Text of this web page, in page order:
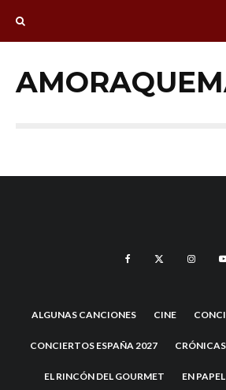
ALGUNAS CANCIONES CINE
CONCIERTOS ESPAÑA 2027 CRÓNICAS
EL RINCÓN DEL GOURMET EN PAPEL